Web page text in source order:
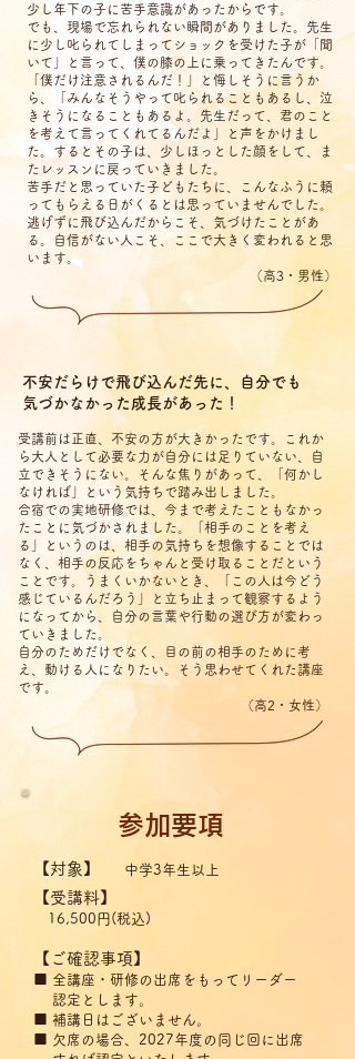
少し年下の子に苦手意識があったからです。
でも、現場で忘れられない瞬間がありました。先生
に少し叱られてしまってショックを受けた子が「聞
いて」と言って、僕の膝の上に乗ってきたんです。
「僕だけ注意されるんだ！」と悔しそうに言うか
ら、「みんなそうやって叱られることもあるし、泣
きそうになることもあるよ。先生だって、君のこと
を考えて言ってくれてるんだよ」と声をかけまし
た。するとその子は、少しほっとした顔をして、ま
たレッスンに戻っていきました。
苦手だと思っていた子どもたちに、こんなふうに頼
ってもらえる日がくるとは思っていませんでした。
逃げずに飛び込んだからこそ、気づけたことがあ
る。自信がない人こそ、ここで大きく変われると思
います。
（高3・男性）
不安だらけで飛び込んだ先に、自分でも
気づかなかった成長があった！
受講前は正直、不安の方が大きかったです。これか
ら大人として必要な力が自分には足りていない、自
立できそうにない。そんな焦りがあって、「何かし
なければ」という気持ちで踏み出しました。
合宿での実地研修では、今まで考えたこともなかっ
たことに気づかされました。「相手のことを考え
る」というのは、相手の気持ちを想像することでは
なく、相手の反応をちゃんと受け取ることだという
ことです。うまくいかないとき、「この人は今どう
感じているんだろう」と立ち止まって観察するよう
になってから、自分の言葉や行動の選び方が変わっ
ていきました。
自分のためだけでなく、目の前の相手のために考
え、動ける人になりたい。そう思わせてくれた講座
です。
（高2・女性）
​参加要項
【対象】 中学3年生以上
【受講料】
16,500円(税込)
【ご確認事項】
■ 全講座・研修の出席をもってリーダー
認定とします。
■ 補講日はございません。
■ 欠席の場合、2027年度の同じ回に出席